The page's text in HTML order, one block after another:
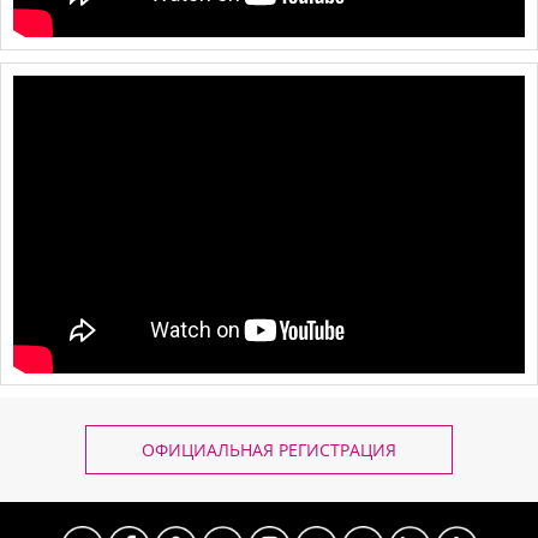
ОФИЦИАЛЬНАЯ РЕГИСТРАЦИЯ